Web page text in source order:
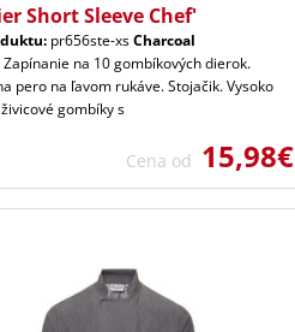
Short Sleeve Chef'
pr656ste-xsCharcoal
na 10 gombíkových dierok.
pero na ľavom rukáve. Stojačik. Vysoko
gombíky s
Cena od 15,98€